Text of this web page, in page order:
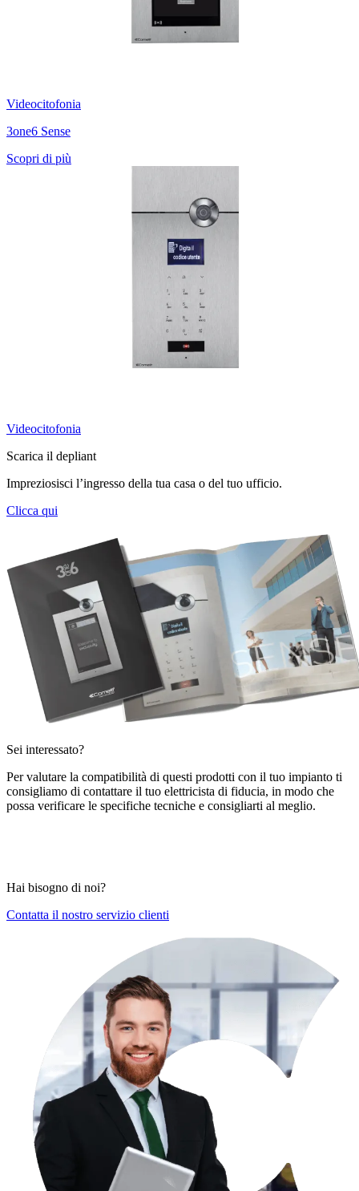
Videocitofonia
3one6 Sense
Scopri di più
Videocitofonia
Scarica il depliant
Impreziosisci l’ingresso della tua casa o del tuo ufficio.
Clicca qui
Sei interessato?
Per valutare la compatibilità di questi prodotti con il tuo impianto ti
consigliamo di contattare il tuo elettricista di fiducia, in modo che
possa verificare le specifiche tecniche e consigliarti al meglio.
Hai bisogno di noi?
Contatta il nostro servizio clienti